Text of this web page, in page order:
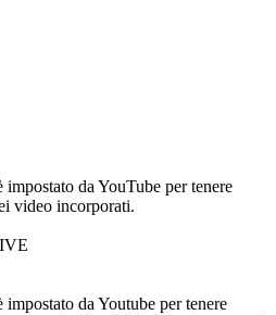
impostato da YouTube per tenere
video incorporati.
impostato da Youtube per tenere